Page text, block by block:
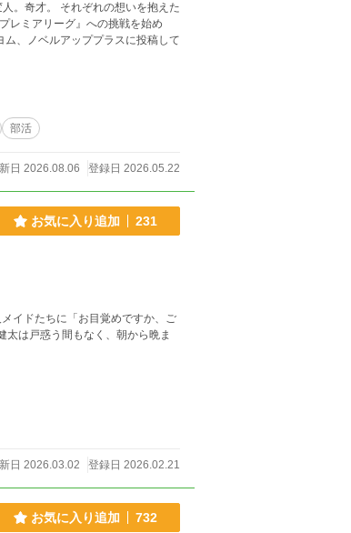
部活
日 2026.08.06 登録日 2026.05.22
お気に入り追加 231
イドたちに「お目覚めですか、ご
太は戸惑う間もなく、朝から晩ま
日 2026.03.02 登録日 2026.02.21
お気に入り追加 732